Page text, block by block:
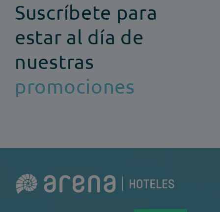
Suscríbete para
estar al día de
nuestras
promociones